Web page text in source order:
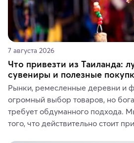
7 августа 2026
Что привезти из Таиланда:
сувениры и полезные
Рынки, ремесленные деревни и
огромный выбор товаров, но
требует обдуманного подхода.
того, что действительно стоит